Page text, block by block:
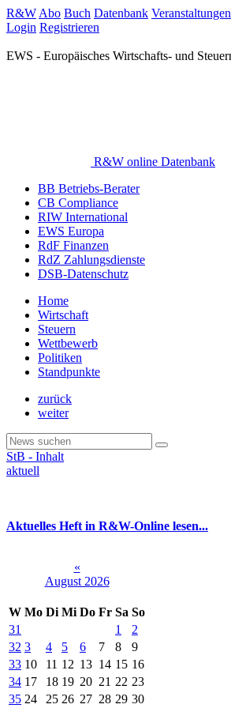
R&W Abo Buch Datenbank Veranstaltungen
Login Registrieren
EWS - Europäisches Wirtschafts- und
R&W online Datenbank
BB Betriebs-Berater
CB Compliance
RIW International
EWS Europa
RdF Finanzen
RdZ Zahlungsdienste
DSB-Datenschutz
Home
Wirtschaft
Steuern
Wettbewerb
Politiken
Standpunkte
zurück
weiter
StB - Inhalt
aktuell
Aktuelles Heft in R&W-Online lesen...
«
August 2026
W Mo Di Mi Do Fr Sa So
31
1
2
32 3 4 5 6 7 8
9
33 10 11 12 13 14 15 16
34 17 18 19 20 21 22 23
35 24 25 26 27 28 29 30